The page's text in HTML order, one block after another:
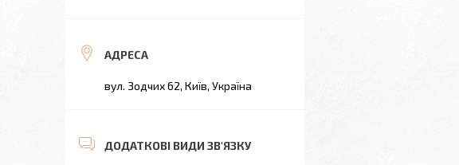
вул. Зодчих 62, Київ, Україна